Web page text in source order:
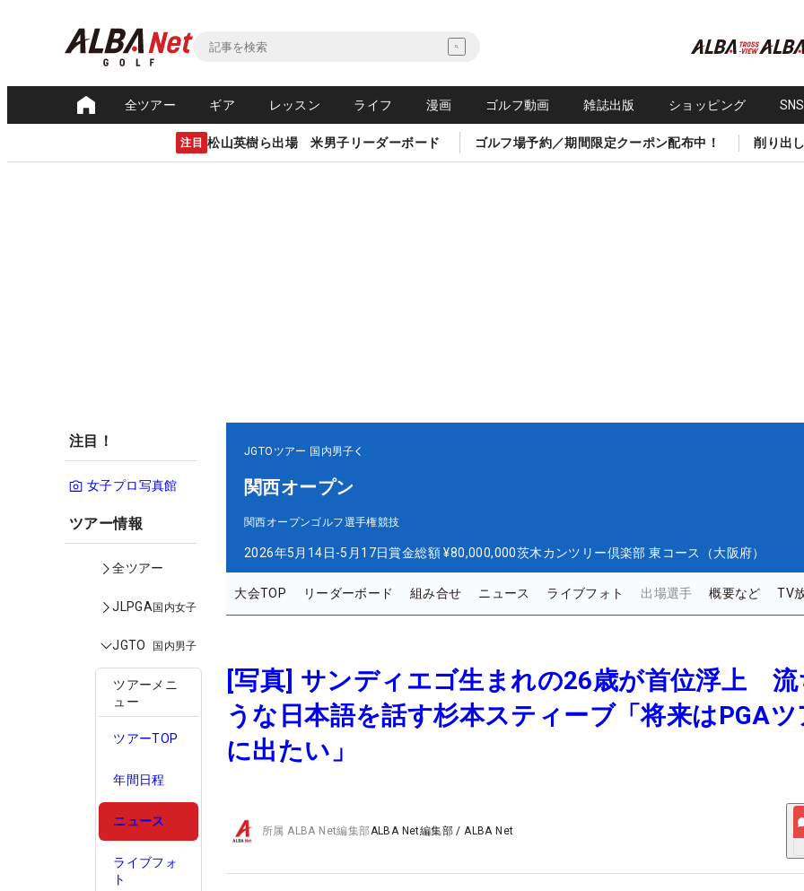
全ツアー ギア レッスン ライフ 漫画 ゴルフ動画 雑誌出版 ショッピング
注目 松山英樹ら出場 米男子リーダーボード ゴルフ場予約／期間限定クーポン配布中！ 削り出
注目！
女子プロ写真館
ツアー情報
全ツアー
JLPGA国内女子
JGTO 国内男子
ツアーメニ
ュー
ツアーTOP
年間日程
ニュース
ライブフォ
ト
JGTOツアー 国内男子
関西オープン
関西オープンゴルフ選手権競技
2026年5月14日-5月17日賞金総額 ¥80,000,000茨木カンツリー倶楽部 東コース（大阪府）
大会TOP リーダーボード 組み合せ ニュース ライブフォト 出場選手 概要など TV
[写真] サンディエゴ生まれの26歳が首位浮上 流
うな日本語を話す杉本スティーブ「将来はPGAツ
に出たい」
所属ALBA Net編集部ALBA Net編集部 /ALBA Net